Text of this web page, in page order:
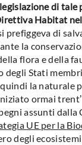
di
Habitat
prefiggeva di
la
flora e della
Stati
la naturale
ormai
assunti dalla
UE per la
degli